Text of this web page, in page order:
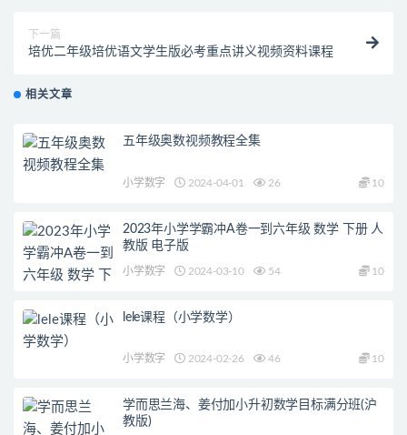
下一篇
培优二年级培优语文学生版必考重点讲义视频资料课程
相关文章
五年级奥数视频教程全集
小学数字 2024-04-01 26 10
2023年小学学霸冲A卷一到六年级 数学 下册 人
教版 电子版
小学数字 2024-03-10 54 10
lele课程（小学数学）
小学数字 2024-02-26 46 10
学而思兰海、姜付加小升初数学目标满分班(沪
教版)